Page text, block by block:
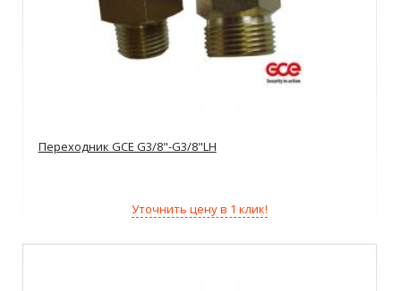
Переходник GCE G3/8"-G3/8"LH
Уточнить цену в 1 клик!